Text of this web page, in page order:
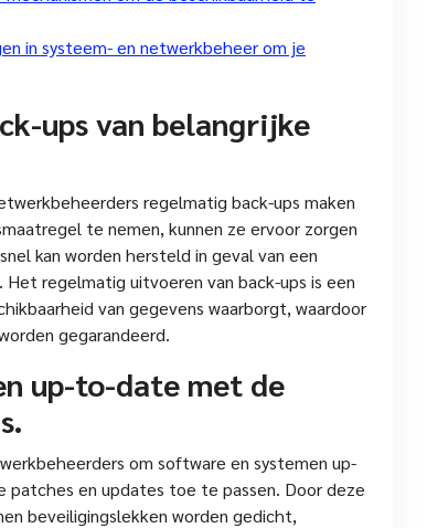
in systeem- en netwerkbeheer om je
ups van belangrijke
regelmatig back-ups maken
te nemen, kunnen ze ervoor zorgen
kan worden hersteld in geval van een
regelmatig uitvoeren van back-ups is een
van gegevens waarborgt, waardoor
gegarandeerd.
up-to-date met de
om software en systemen up-
en updates toe te passen. Door deze
beveiligingslekken worden gedicht,